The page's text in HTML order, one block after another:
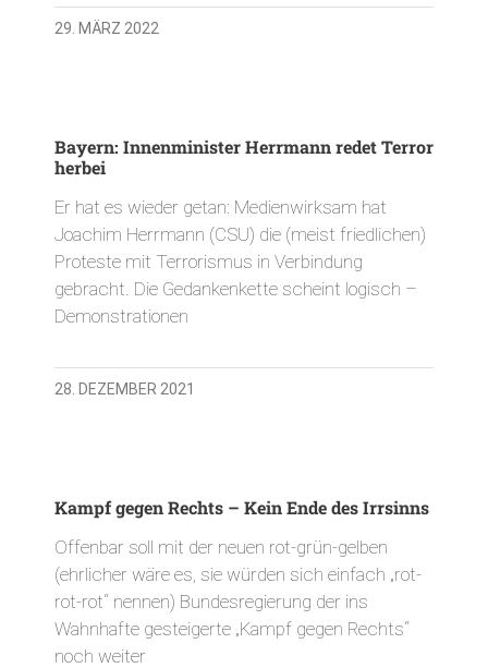
29. MÄRZ 2022
Bayern: Innenminister Herrmann redet Terror
herbei
Er hat es wieder getan: Medienwirksam hat
Joachim Herrmann (CSU) die (meist friedlichen)
Proteste mit Terrorismus in Verbindung
gebracht. Die Gedankenkette scheint logisch –
Demonstrationen
28. DEZEMBER 2021
Kampf gegen Rechts – Kein Ende des Irrsinns
Offenbar soll mit der neuen rot-grün-gelben
(ehrlicher wäre es, sie würden sich einfach „rot-
rot-rot“ nennen) Bundesregierung der ins
Wahnhafte gesteigerte „Kampf gegen Rechts“
noch weiter